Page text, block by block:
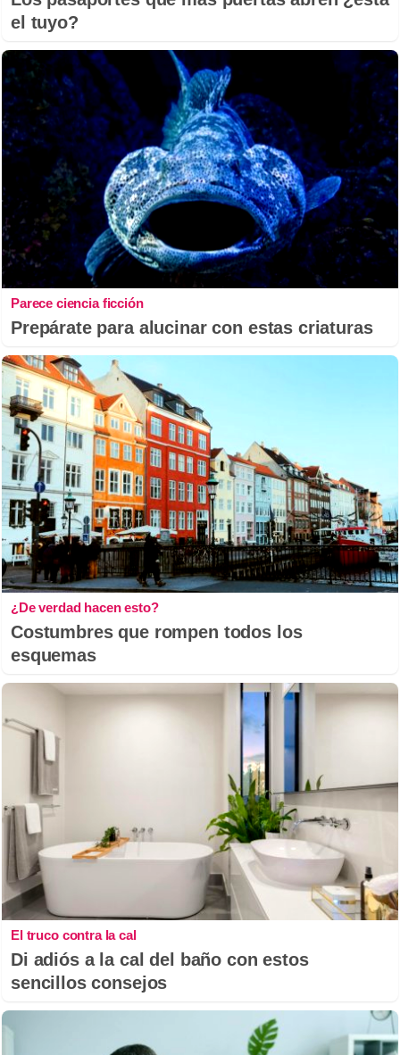
el tuyo?
Parece ciencia ficción
Prepárate para alucinar con estas criaturas
¿De verdad hacen esto?
Costumbres que rompen todos los
esquemas
El truco contra la cal
Di adiós a la cal del baño con estos
sencillos consejos